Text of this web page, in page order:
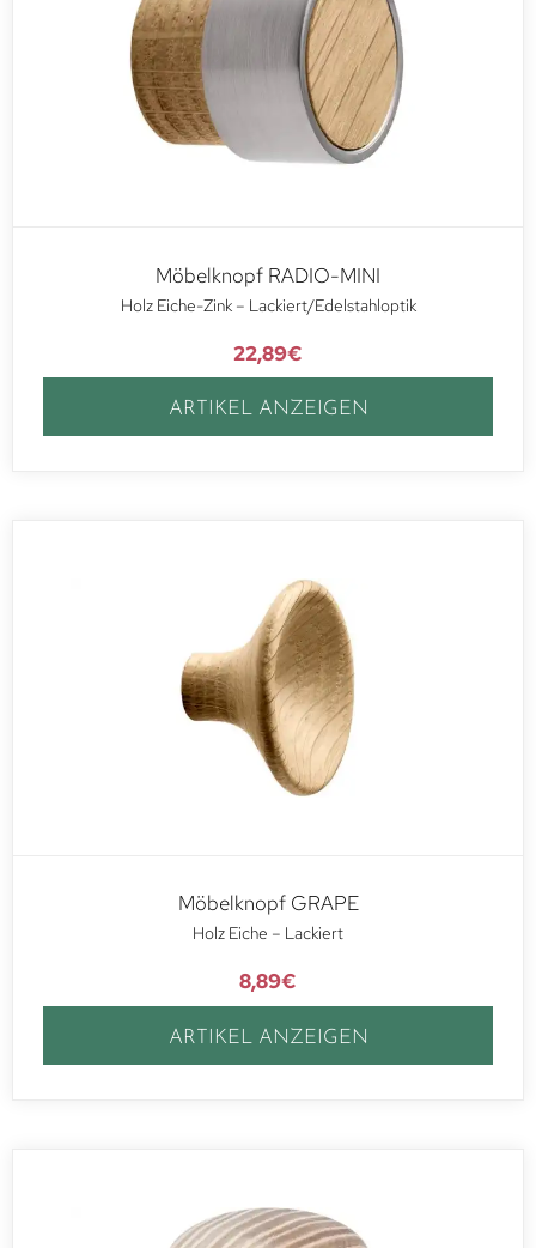
Möbelknopf RADIO-MINI
Holz Eiche-Zink – Lackiert/Edelstahloptik
22,89€
ARTIKEL ANZEIGEN
Möbelknopf GRAPE
Holz Eiche – Lackiert
8,89€
ARTIKEL ANZEIGEN